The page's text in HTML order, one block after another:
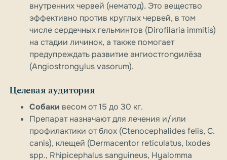
внутренних червей (нематод). Это вещество
эффективно против круглых червей, в том
числе сердечных гельминтов (Dirofilaria immitis)
на стадии личинок, а также помогает
предупреждать развитие ангиостrongилёза
(Angiostrongylus vasorum).
Целевая аудитория
Собаки весом от 15 до 30 кг.
Препарат назначают для лечения и/или
профилактики от блох (Ctenocephalides felis, C.
canis), клещей (Dermacentor reticulatus, Ixodes
spp., Rhipicephalus sanguineus, Hyalomma